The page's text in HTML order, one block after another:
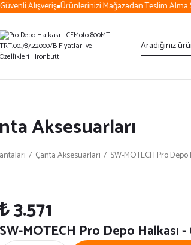
Alışveriş Ürünlerinizi Mağazadan Teslim Alma
Aksesuarları
Çanta Aksesuarları SW-MOTECH Pro
SW-MOTECH Pro Depo Halkası
₺ 3.571